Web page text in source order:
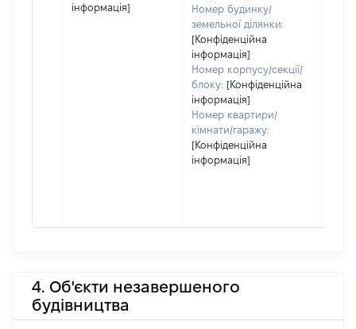
інформація]
Номер будинку/
земельної ділянки:
[Конфіденційна
інформація]
Номер корпусу/секції/
блоку: [Конфіденційна
інформація]
Номер квартири/
кімнати/гаражу:
[Конфіденційна
інформація]
4. Об'єкти незавершеного
будівництва